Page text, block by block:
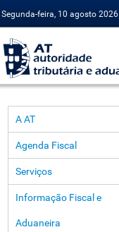
Segunda-feira, 10 agosto 2026
A AT
Agenda Fiscal
Serviços
Informação Fiscal e
Aduaneira